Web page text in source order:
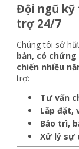
Đội ngũ kỹ
trợ 24/7
Chúng tôi sở
bản, có
chiến nhiều
trợ:
Tư vấn
Lắp đặt,
Bảo trì,
Xử lý sự